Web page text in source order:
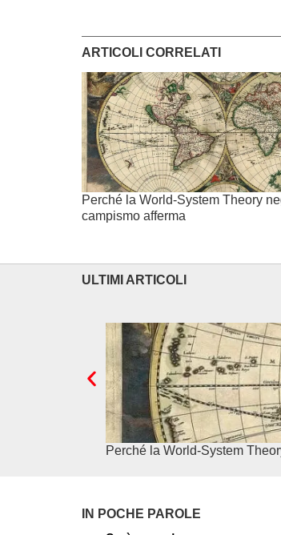
ARTICOLI CORRELATI
Perché la World-System Theory
campismo afferma
ULTIMI ARTICOLI
Perché la World-System
IN POCHE PAROLE